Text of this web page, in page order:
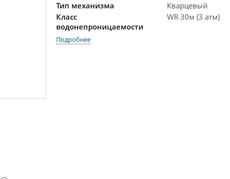
Тип механизма
Кварцевый
Класс
водонепроницаемости
WR 30м (3 атм)
Подробнее